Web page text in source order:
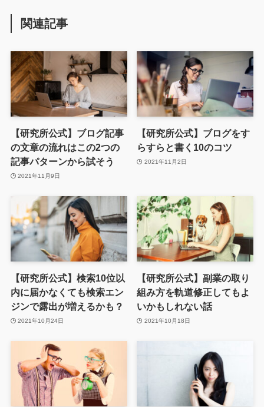
関連記事
【研究所公式】ブログ記事
の文章の流れはこの2つの
記事パターンから試そう
2021年11月9日
【研究所公式】ブログをす
らすらと書く10のコツ
2021年11月2日
【研究所公式】検索10位以
内に届かなくても検索エン
ジンで露出が増えるかも？
2021年10月24日
【研究所公式】副業の取り
組み方を軌道修正してもよ
いかもしれない話
2021年10月18日